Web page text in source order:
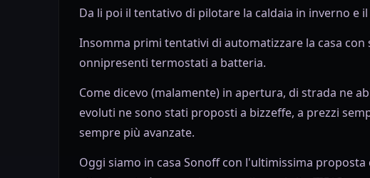
Da li poi il tentativo di pilotare la caldaia in inverno e
Insomma primi tentativi di automatizzare la casa
onnipresenti termostati a batteria.
Come dicevo (malamente) in apertura, di strada ne
evoluti ne sono stati proposti a bizzeffe, a prezzi
sempre più avanzate.
Oggi siamo in casa Sonoff con l'ultimissima